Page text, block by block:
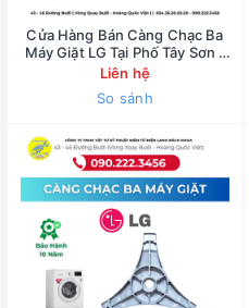
Cửa Hàng Bán Càng Chạc Ba
Máy Giặt LG Tại Phố Tây Sơn -
0902223456
Liên hệ
So sánh